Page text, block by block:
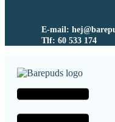
E-mail:
Tlf: 60 533 174